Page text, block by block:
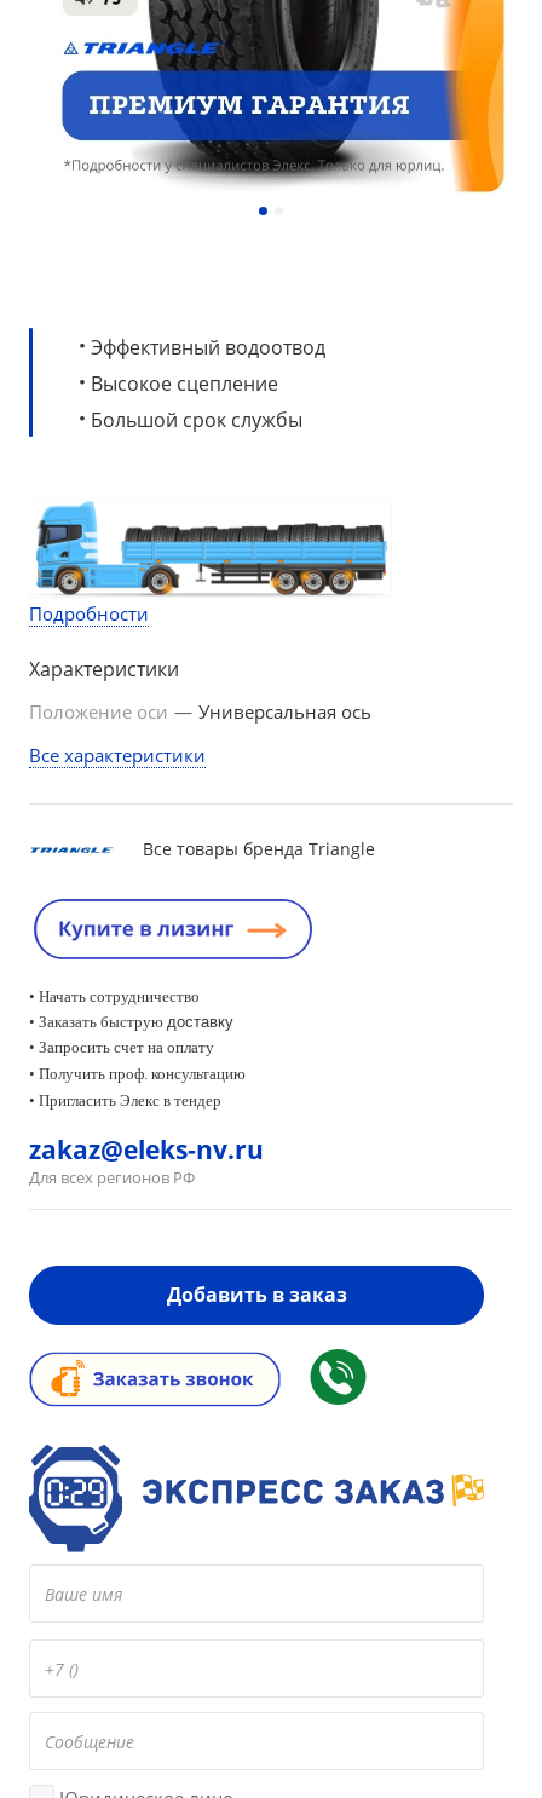
· Эффективный водоотвод
· Высокое сцепление
· Большой срок службы
Подробности
Характеристики
Положение оси — Универсальная ось
Все характеристики
Все товары бренда Triangle
• Начать сотрудничество
• Заказать быструю доставку
• Запросить счет на оплату
• Получить проф. консультацию
• Пригласить Элекс в тендер
zakaz@eleks-nv.ru
Для всех регионов РФ
Добавить в заказ